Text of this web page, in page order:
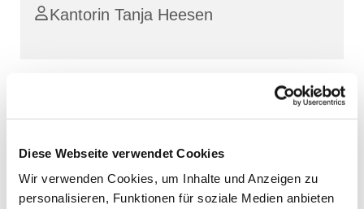
Diese Webseite verwendet Cookies
Wir verwenden Cookies, um Inhalte und Anzeigen zu
personalisieren, Funktionen für soziale Medien anbieten
Kantorin Tanja Heesen